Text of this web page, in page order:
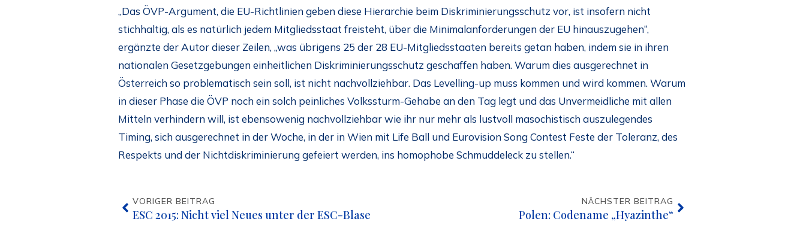
„Das ÖVP-Argument, die EU-Richtlinien geben diese Hierarchie beim Diskriminierungsschutz vor, ist insofern nicht
stichhaltig, als es natürlich jedem Mitgliedsstaat freisteht, über die Minimalanforderungen der EU hinauszugehen“,
ergänzte der Autor dieser Zeilen, „was übrigens 25 der 28 EU-Mitgliedsstaaten bereits getan haben, indem sie in ihren
nationalen Gesetzgebungen einheitlichen Diskriminierungsschutz geschaffen haben. Warum dies ausgerechnet in
Österreich so problematisch sein soll, ist nicht nachvollziehbar. Das Levelling-up muss kommen und wird kommen. Warum
in dieser Phase die ÖVP noch ein solch peinliches Volkssturm-Gehabe an den Tag legt und das Unvermeidliche mit allen
Mitteln verhindern will, ist ebensowenig nachvollziehbar wie ihr nur mehr als lustvoll masochistisch auszulegendes
Timing, sich ausgerechnet in der Woche, in der in Wien mit Life Ball und Eurovision Song Contest Feste der Toleranz, des
Respekts und der Nichtdiskriminierung gefeiert werden, ins homophobe Schmuddeleck zu stellen.“
VORIGER BEITRAG
ESC 2015: Nicht viel Neues unter der ESC-Blase
NÄCHSTER BEITRAG
Polen: Codename „Hyazinthe“